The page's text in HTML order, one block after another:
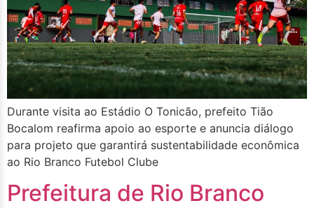
Durante visita ao Estádio O Tonicão, prefeito Tião
Bocalom reafirma apoio ao esporte e anuncia diálogo
para projeto que garantirá sustentabilidade econômica
ao Rio Branco Futebol Clube
Prefeitura de Rio Branco